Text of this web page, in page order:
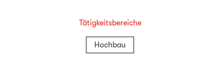
Tätigkeitsbereiche
Hochbau